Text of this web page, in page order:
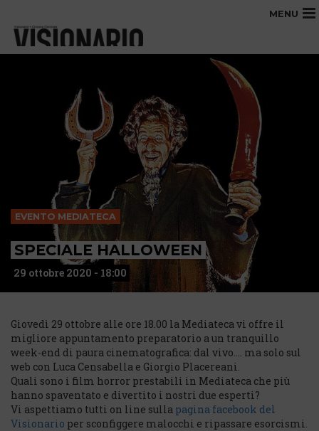
MENU
EVENTO MEDIATECA
SPECIALE HALLOWEEN
29 ottobre 2020 - 18:00
Giovedì 29 ottobre alle ore 18.00 la Mediateca vi offre il
migliore appuntamento preparatorio a un tranquillo
week-end di paura cinematografica: dal vivo…. ma solo sul
web con Luca Censabella e Giorgio Placereani.
Quali sono i film horror prestabili in Mediateca che più
hanno spaventato e divertito i nostri due esperti?
Vi aspettiamo tutti on line sulla pagina facebook del
Visionario per sconfiggere malocchi e ripassare esorcismi.